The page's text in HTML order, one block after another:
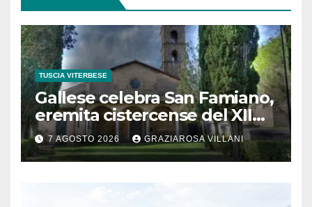
TUSCIA VITERBESE
Gallese celebra San Famiano,
eremita cistercense del XII
secolo
7 AGOSTO 2026 GRAZIAROSA VILLANI